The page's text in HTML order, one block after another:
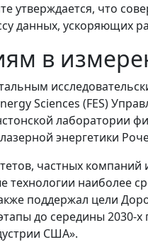
утверждается, что
данных, ускоряющих
в
Sciences (FES)
лаборатории
энергетики
частных
технологии наиболее
поддержал цели
до середины 2030-
США».